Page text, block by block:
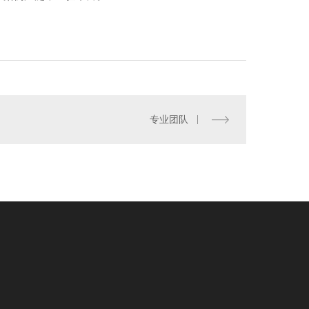
专业团队